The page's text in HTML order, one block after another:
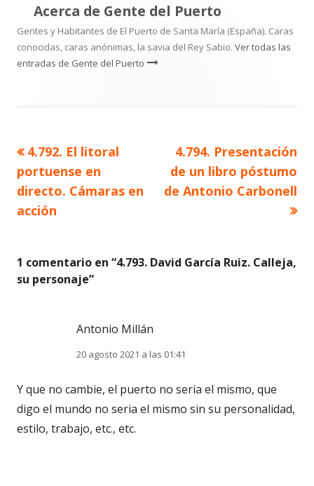
Acerca de Gente del Puerto
Gentes y Habitantes de El Puerto de Santa María (España). Caras
conocidas, caras anónimas, la savia del Rey Sabio. Ver todas las
entradas de Gente del Puerto
Navegación
de
entradas
Artículo
anterior
4.792. El litoral
portuense en
directo. Cámaras en
acción
Artículo
siguiente
4.794. Presentación
de un libro póstumo
de Antonio Carbonell
1 comentario en “4.793. David García Ruiz. Calleja,
su personaje”
Antonio Millán
20 agosto 2021 a las 01:41
Y que no cambie, el puerto no seria el mismo, que
digo el mundo no seria el mismo sin su personalidad,
estilo, trabajo, etc., etc.